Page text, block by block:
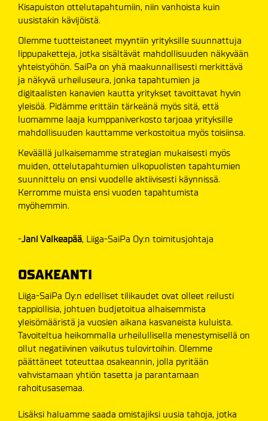
Kisapuiston ottelutapahtumiin, niin vanhoista kuin
uusistakin kävijöistä.
Olemme tuotteistaneet myyntiin yrityksille suunnattuja
lippupaketteja, jotka sisältävät mahdollisuuden näkyvään
yhteistyöhön. SaiPa on yhä maakunnallisesti merkittävä
ja näkyvä urheiluseura, jonka tapahtumien ja
digitaalisten kanavien kautta yritykset tavoittavat hyvin
yleisöä. Pidämme erittäin tärkeänä myös sitä, että
luomamme laaja kumppaniverkosto tarjoaa yrityksille
mahdollisuuden kauttamme verkostoitua myös toisiinsa.
Keväällä julkaisemamme strategian mukaisesti myös
muiden, ottelutapahtumien ulkopuolisten tapahtumien
suunnittelu on ensi vuodelle aktiivisesti käynnissä.
Kerromme muista ensi vuoden tapahtumista
myöhemmin.
-Jani Valkeapää, Liiga-SaiPa Oy:n toimitusjohtaja
OSAKEANTI
Liiga-SaiPa Oy:n edelliset tilikaudet ovat olleet reilusti
tappiollisia, johtuen budjetoitua alhaisemmista
yleisömääristä ja vuosien aikana kasvaneista kuluista.
Tavoiteltua heikommalla urheilullisella menestymisellä on
ollut negatiivinen vaikutus tulovirtoihin. Olemme
päättäneet toteuttaa osakeannin, jolla pyritään
vahvistamaan yhtiön tasetta ja parantamaan
rahoitusasemaa.
Lisäksi haluamme saada omistajiksi uusia tahoja, jotka